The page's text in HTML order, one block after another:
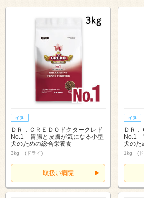
ＤＲ．ＣＲＥＤＯドクタークレド
No.1 胃腸と皮膚が気になる小型
犬のための総合栄養食
3kg (ドライ)
取扱い病院
ＤＲ
No.1
犬のた
1kg (ド